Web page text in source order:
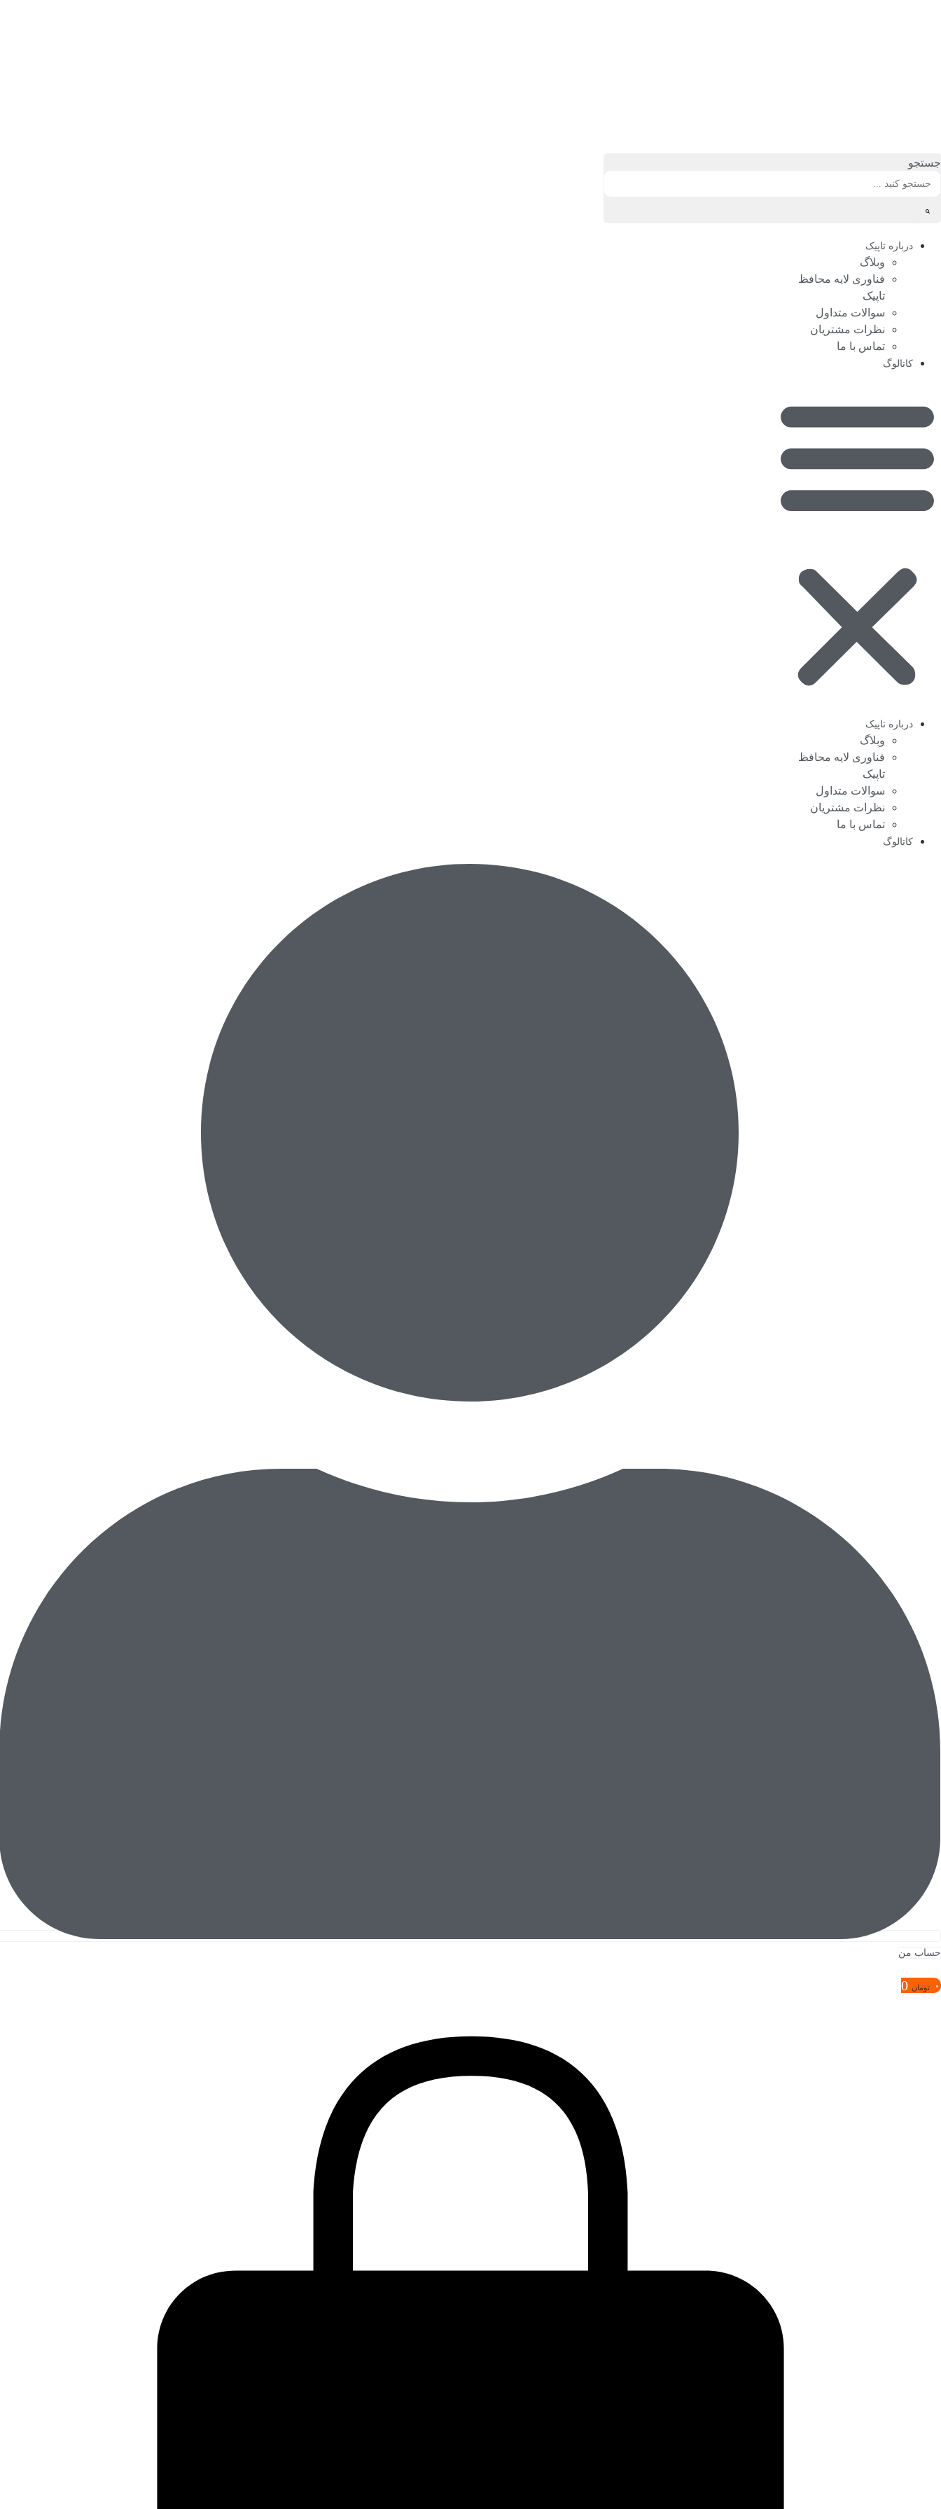
جستجو
درباره تاپیک
وبلاگ
فناوری لایه محافظ
تاپیک
سوالات متداول
نظرات مشتریان
تماس با ما
کاتالوگ
درباره تاپیک
وبلاگ
فناوری لایه محافظ
تاپیک
سوالات متداول
نظرات مشتریان
تماس با ما
کاتالوگ
حساب من
۰ تومان 0